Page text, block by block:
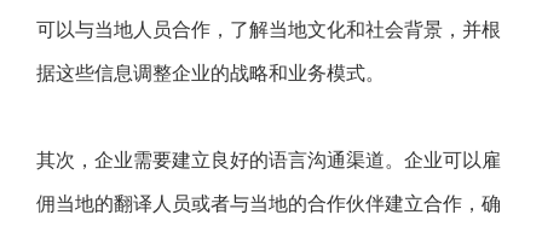
可以与当地人员合作，了解当地文化和社会背景，并根
据这些信息调整企业的战略和业务模式。
其次，企业需要建立良好的语言沟通渠道。企业可以雇
佣当地的翻译人员或者与当地的合作伙伴建立合作，确